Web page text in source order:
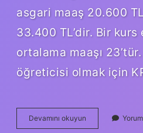
asgari maaş 20.600
33.400 TL’dir. Bir
ortalama maaşı
öğreticisi olmak için
Devamını okuyun
Kuran